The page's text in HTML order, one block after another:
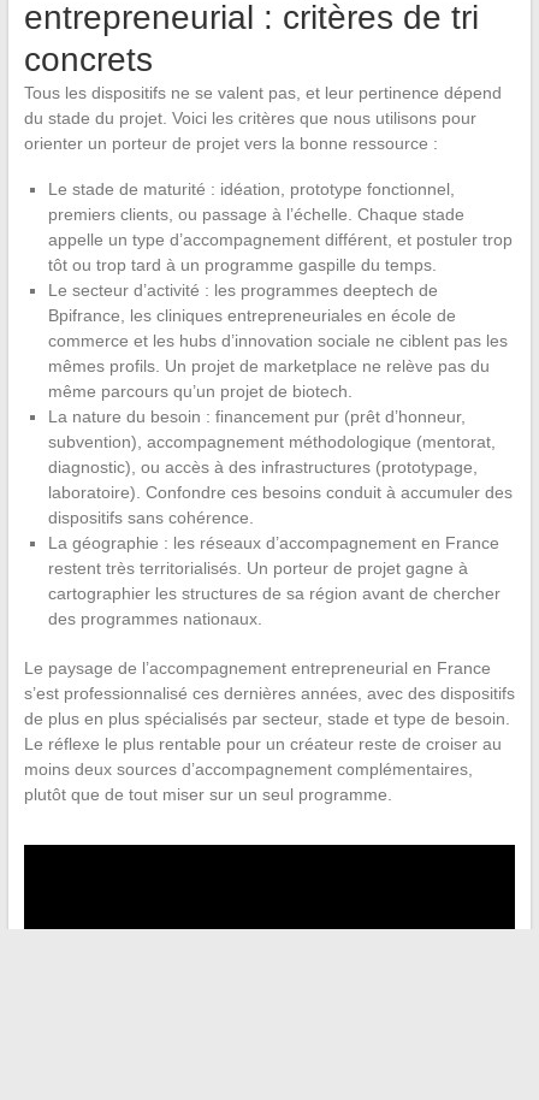
entrepreneurial : critères de tri
concrets
Tous les dispositifs ne se valent pas, et leur pertinence dépend
du stade du projet. Voici les critères que nous utilisons pour
orienter un porteur de projet vers la bonne ressource :
Le stade de maturité : idéation, prototype fonctionnel,
premiers clients, ou passage à l’échelle. Chaque stade
appelle un type d’accompagnement différent, et postuler trop
tôt ou trop tard à un programme gaspille du temps.
Le secteur d’activité : les programmes deeptech de
Bpifrance, les cliniques entrepreneuriales en école de
commerce et les hubs d’innovation sociale ne ciblent pas les
mêmes profils. Un projet de marketplace ne relève pas du
même parcours qu’un projet de biotech.
La nature du besoin : financement pur (prêt d’honneur,
subvention), accompagnement méthodologique (mentorat,
diagnostic), ou accès à des infrastructures (prototypage,
laboratoire). Confondre ces besoins conduit à accumuler des
dispositifs sans cohérence.
La géographie : les réseaux d’accompagnement en France
restent très territorialisés. Un porteur de projet gagne à
cartographier les structures de sa région avant de chercher
des programmes nationaux.
Le paysage de l’accompagnement entrepreneurial en France
s’est professionnalisé ces dernières années, avec des dispositifs
de plus en plus spécialisés par secteur, stade et type de besoin.
Le réflexe le plus rentable pour un créateur reste de croiser au
moins deux sources d’accompagnement complémentaires,
plutôt que de tout miser sur un seul programme.